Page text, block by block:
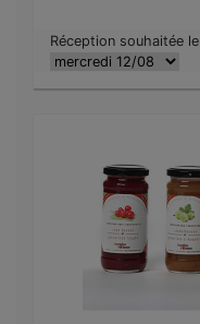
Réception souhaitée le